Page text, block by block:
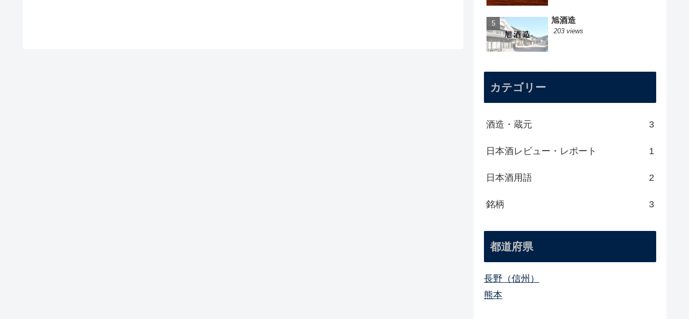
旭酒造
203 views
カテゴリー
酒造・蔵元 3
日本酒レビュー・レポート 1
日本酒用語 2
銘柄 3
都道府県
長野（信州）
熊本